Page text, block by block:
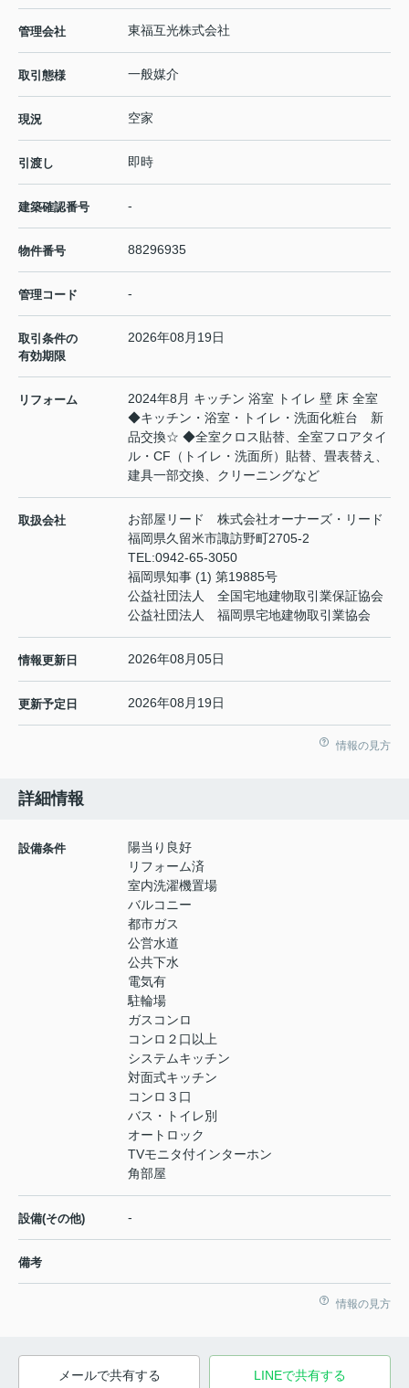
管理会社 東福互光株式会社
取引態様 一般媒介
現況 空家
引渡し 即時
建築確認番号 -
物件番号 88296935
管理コード -
取引条件の
有効期限
2026年08月19日
リフォーム
2024年8月 キッチン 浴室 トイレ 壁 床 全室
◆キッチン・浴室・トイレ・洗面化粧台 新
品交換☆ ◆全室クロス貼替、全室フロアタイ
ル・CF（トイレ・洗面所）貼替、畳表替え、
建具一部交換、クリーニングなど
取扱会社
お部屋リード 株式会社オーナーズ・リード
福岡県久留米市諏訪野町2705-2
TEL:0942-65-3050
福岡県知事 (1) 第19885号
公益社団法人 全国宅地建物取引業保証協会
公益社団法人 福岡県宅地建物取引業協会
情報更新日 2026年08月05日
更新予定日 2026年08月19日
情報の見方
詳細情報
設備条件
陽当り良好
リフォーム済
室内洗濯機置場
バルコニー
都市ガス
公営水道
公共下水
電気有
駐輪場
ガスコンロ
コンロ２口以上
システムキッチン
対面式キッチン
コンロ３口
バス・トイレ別
オートロック
TVモニタ付インターホン
角部屋
設備(その他) -
備考
情報の見方
メールで共有する LINEで共有する